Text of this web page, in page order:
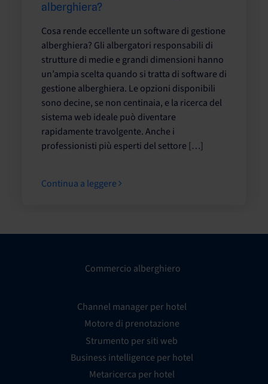
alberghiera?
Cosa rende eccellente un software di gestione
alberghiera? Gli albergatori responsabili di
strutture di medie e grandi dimensioni hanno
un’ampia scelta quando si tratta di software di
gestione alberghiera. Le opzioni disponibili
sono decine, se non centinaia, e la ricerca del
sistema web ideale può diventare
rapidamente travolgente. Anche i
professionisti più esperti del settore […]
Continua a leggere
Commercio alberghiero
Channel manager per hotel
Motore di prenotazione
Strumento per siti web
Business intelligence per hotel
Metaricerca per hotel